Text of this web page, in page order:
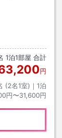
1泊1部屋 合計
円
(2名1室)｜ 1泊
円〜31,600円